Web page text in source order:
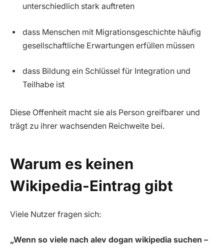
unterschiedlich stark auftreten
dass Menschen mit Migrationsgeschichte häufig
gesellschaftliche Erwartungen erfüllen müssen
dass Bildung ein Schlüssel für Integration und
Teilhabe ist
Diese Offenheit macht sie als Person greifbarer und
trägt zu ihrer wachsenden Reichweite bei.
Warum es keinen
Wikipedia-Eintrag gibt
Viele Nutzer fragen sich:
„Wenn so viele nach alev dogan wikipedia suchen –